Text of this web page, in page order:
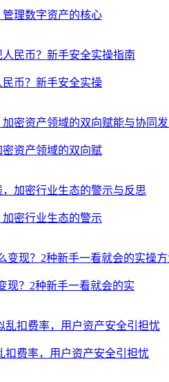
管理数字资产的核心
民币？新手安全实操
密资产领域的双向赋
加密行业生态的警示
现？2种新手一看就会的实
扣费率，用户资产安全引担忧